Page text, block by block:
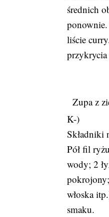
średnich
liście
Zupa z
K-)
Składniki
Pół fil
wody; 2
włoska
smaku.